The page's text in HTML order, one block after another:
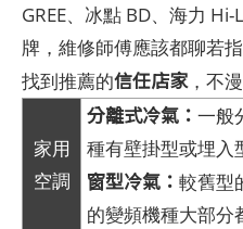
GREE、冰點 BD、海力
牌，維修師傅應該都聊若
找到推薦的信任店家，不
家用
空調
分離式冷氣： 一般
種有壁掛型或埋入
窗型冷氣： 較舊型
的變頻機種大部分